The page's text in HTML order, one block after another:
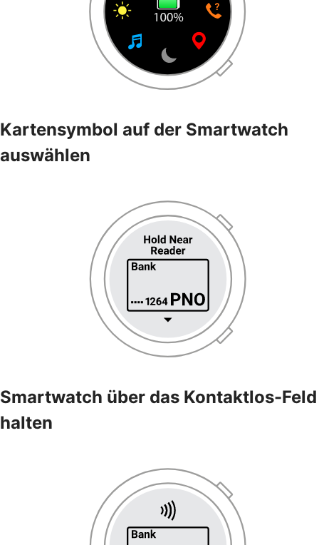
Kartensymbol auf der Smartwatch
auswählen
Smartwatch über das Kontaktlos-Feld
halten